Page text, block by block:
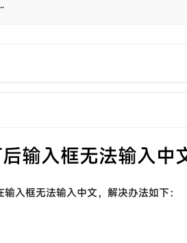
输入框无法输入中
入框无法输入中文，解决办法如下：